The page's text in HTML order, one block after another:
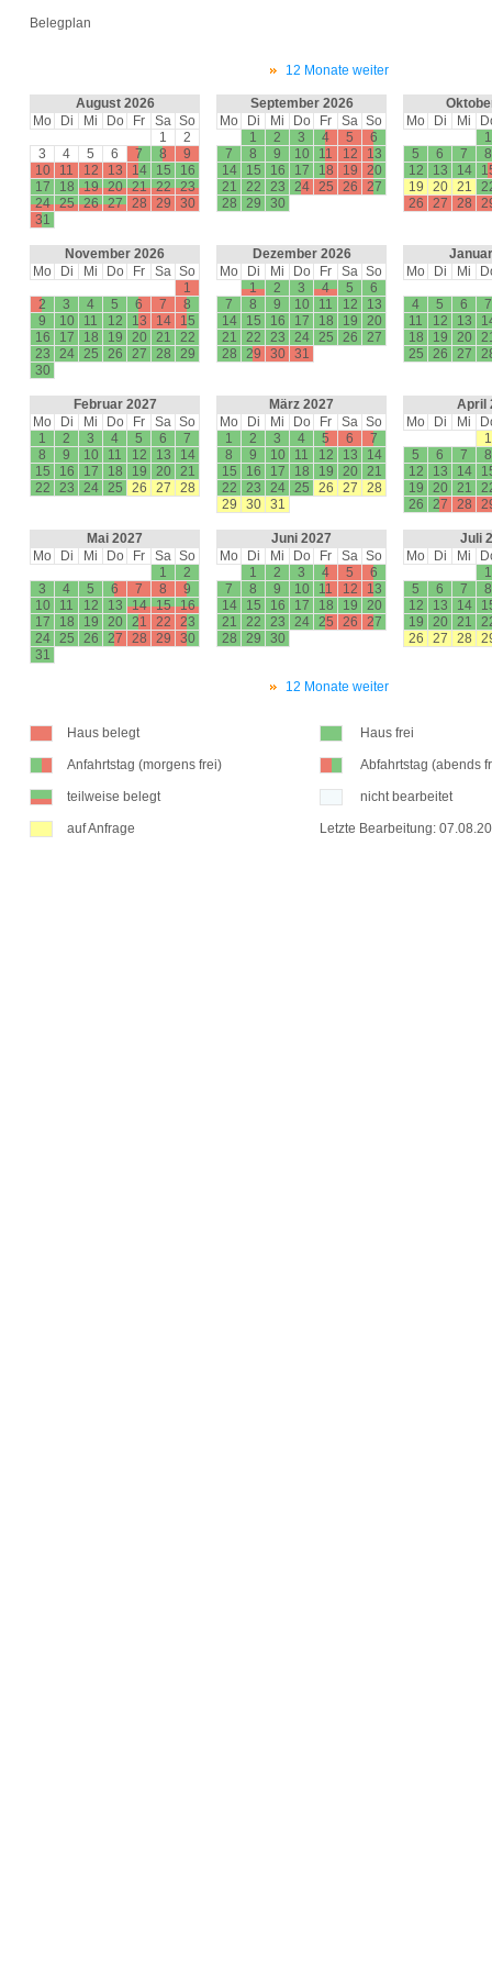
Belegplan
12 Monate weiter
August 2026
Mo
Di Mi Do Fr Sa So
1
2
3
4 5 6 7 8
9
10
11 12 13 14 15
16
17
18 19 20 21 22 23
24 25 26 27 28 29
30
31
September 2026
Mo
Di Mi Do Fr Sa So
1
2 3 4 5
6
7
8 9 10 11 12
13
14
15 16 17 18 19
20
21
22 23 24 25 26
27
28
29 30
Mo
Di Mi
1
5
6 7
8
12
13 14
19
20 21
26
27 28
November 2026
Mo
Di Mi Do Fr Sa So
1
2
3 4 5 6 7
8
9
10 11 12 13 14
15
16
17 18 19 20 21
22
23
24 25 26 27 28
29
30
Dezember 2026
Mo
Di Mi Do Fr Sa So
1
2 3 4 5
6
7
8 9 10 11 12
13
14
15 16 17 18 19
20
21
22 23 24 25 26
27
28
29 30 31
Mo
Di Mi
4 5 6
7
11
12 13
18
19 20
25
26 27
Februar 2027
Mo
Di Mi Do Fr Sa So
1
2 3 4 5 6
7
8
9 10 11 12 13
14
15
16 17 18 19 20
21
22
23 24 25 26 27 28
März 2027
Mo
Di Mi Do Fr Sa So
1
2 3 4 5 6
7
8
9 10 11 12 13
14
15
16 17 18 19 20
21
22
23 24 25 26 27
28
29
30 31
April
Mo
Di Mi
1
5
6 7
8
12
13 14
19
20 21
26
27 28
Mai 2027
Mo
Di Mi Do Fr Sa So
1
2
3
4 5 6 7 8
9
10
11 12 13 14 15 16
17
18 19 20 21 22
23
24
25 26 27 28 29
30
31
Juni 2027
Mo
Di Mi Do Fr Sa So
1
2 3 4 5
6
7
8 9 10 11 12
13
14
15 16 17 18 19
20
21
22 23 24 25 26
27
28
29 30
Juli
Mo
Di Mi
1
5
6 7
8
12
13 14
19
20 21
26
27 28
12 Monate weiter
Haus belegt Haus frei
Anfahrtstag (morgens frei) Abfahrtstag (abends
teilweise belegt nicht bearbeitet
auf Anfrage Letzte Bearbeitung: